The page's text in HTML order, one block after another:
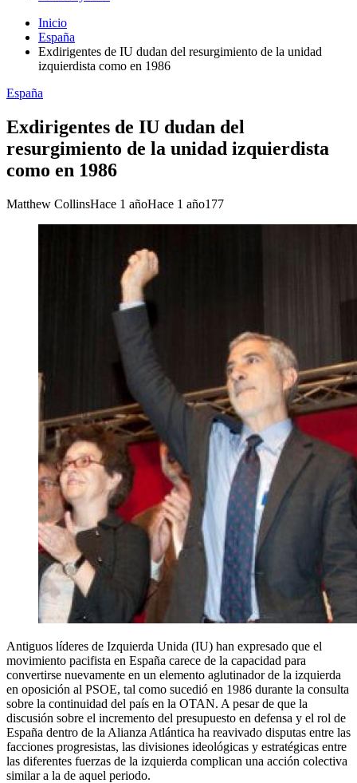
Inicio
España
Exdirigentes de IU dudan del resurgimiento de la unidad
izquierdista como en 1986
España
Exdirigentes de IU dudan del
resurgimiento de la unidad izquierdista
como en 1986
Matthew CollinsHace 1 añoHace 1 año177
Antiguos líderes de Izquierda Unida (IU) han expresado que el
movimiento pacifista en España carece de la capacidad para
convertirse nuevamente en un elemento aglutinador de la izquierda
en oposición al PSOE, tal como sucedió en 1986 durante la consulta
sobre la continuidad del país en la OTAN. A pesar de que la
discusión sobre el incremento del presupuesto en defensa y el rol de
España dentro de la Alianza Atlántica ha reavivado disputas entre las
facciones progresistas, las divisiones ideológicas y estratégicas entre
las diferentes fuerzas de la izquierda complican una acción colectiva
similar a la de aquel periodo.